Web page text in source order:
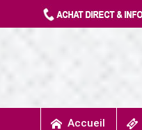
Accueil